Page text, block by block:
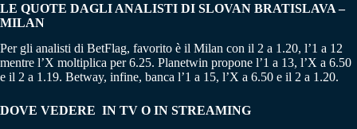
LE QUOTE DAGLI ANALISTI DI SLOVAN BRATISLAVA –
MILAN
Per gli analisti di BetFlag, favorito è il Milan con il 2 a 1.20, l’1 a 12
mentre l’X moltiplica per 6.25. Planetwin propone l’1 a 13, l’X a 6.50
e il 2 a 1.19. Betway, infine, banca l’1 a 15, l’X a 6.50 e il 2 a 1.20.
DOVE VEDERE IN TV O IN STREAMING